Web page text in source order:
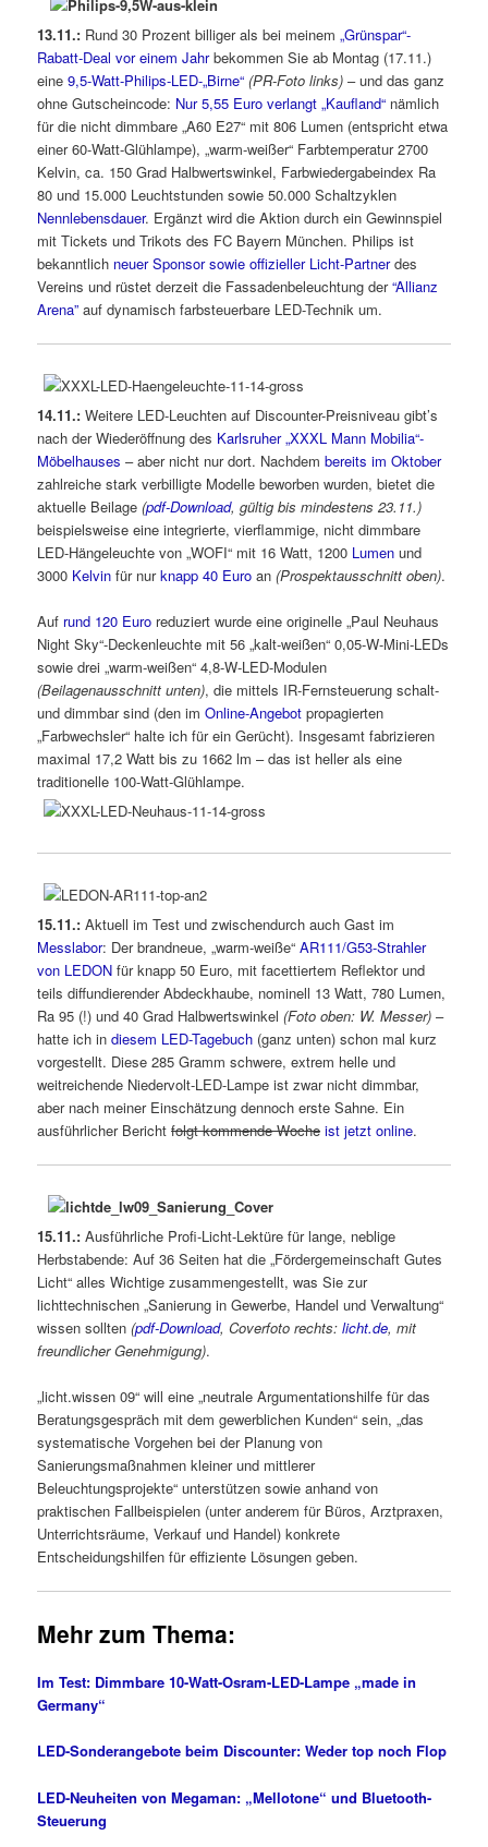
13.11.: Rund 30 Prozent billiger als bei meinem„Grünspar“-
Rabatt-Deal vor einem Jahrbekommen Sie ab Montag (17.11.)
eine9,5-Watt-Philips-LED-„Birne“ (PR-Foto links) – und das ganz
ohne Gutscheincode: Nur 5,55 Euro verlangt „Kaufland“ nämlich
für die nicht dimmbare „A60 E27“ mit 806 Lumen (entspricht etwa
einer 60-Watt-Glühlampe), „warm-weißer“ Farbtemperatur 2700
Kelvin, ca. 150 Grad Halbwertswinkel, Farbwiedergabeindex Ra
80 und 15.000 Leuchtstunden sowie 50.000 Schaltzyklen
Nennlebensdauer. Ergänzt wird die Aktion durch ein Gewinnspiel
mit Tickets und Trikots des FC Bayern München. Philips ist
bekanntlich neuer Sponsor sowie offizieller Licht-Partnerdes
Vereins und rüstet derzeit die Fassadenbeleuchtung der“Allianz
Arena” auf dynamisch farbsteuerbare LED-Technik um.
14.11.: Weitere LED-Leuchten auf Discounter-Preisniveau gibt’s
nach der Wiederöffnung des Karlsruher „XXXL Mann Mobilia“-
Möbelhauses – aber nicht nur dort. Nachdembereits im Oktober
zahlreiche stark verbilligte Modelle beworben wurden, bietet die
aktuelle Beilage(pdf-Download, gültig bis mindestens 23.11.)
beispielsweise eine integrierte, vierflammige, nicht dimmbare
LED-Hängeleuchte von „WOFI“ mit 16 Watt, 1200 Lumen und
3000 Kelvin für nurknapp 40 Euro an(Prospektausschnitt oben).
Auf rund 120 Euro reduziert wurde eine originelle „Paul Neuhaus
Night Sky“-Deckenleuchte mit 56 „kalt-weißen“ 0,05-W-Mini-LEDs
sowie drei „warm-weißen“ 4,8-W-LED-Modulen
(Beilagenausschnitt unten), die mittels IR-Fernsteuerung schalt-
und dimmbar sind (den imOnline-Angebotpropagierten
„Farbwechsler“ halte ich für ein Gerücht). Insgesamt fabrizieren
maximal 17,2 Watt bis zu 1662 lm – das ist heller als eine
traditionelle 100-Watt-Glühlampe.
15.11.: Aktuell im Test und zwischendurch auch Gast im
Messlabor: Der brandneue, „warm-weiße“AR111/G53-Strahler
von LEDON für knapp 50 Euro, mit facettiertem Reflektor und
teils diffundierender Abdeckhaube, nominell 13 Watt, 780 Lumen,
Ra 95 (!) und 40 Grad Halbwertswinkel(Foto oben: W. Messer) –
hatte ich indiesem LED-Tagebuch (ganz unten) schon mal kurz
vorgestellt. Diese 285 Gramm schwere, extrem helle und
weitreichende Niedervolt-LED-Lampe ist zwar nicht dimmbar,
aber nach meiner Einschätzung dennoch erste Sahne. Ein
ausführlicher Berichtfolgt kommende Woche ist jetzt online.
15.11.: Ausführliche Profi-Licht-Lektüre für lange, neblige
Herbstabende: Auf 36 Seiten hat die „Fördergemeinschaft Gutes
Licht“ alles Wichtige zusammengestellt, was Sie zur
lichttechnischen „Sanierung in Gewerbe, Handel und Verwaltung“
wissen sollten(pdf-Download, Coverfoto rechts:licht.de, mit
freundlicher Genehmigung).
„licht.wissen 09“ will eine „neutrale Argumentationshilfe für das
Beratungsgespräch mit dem gewerblichen Kunden“ sein, „das
systematische Vorgehen bei der Planung von
Sanierungsmaßnahmen kleiner und mittlerer
Beleuchtungsprojekte“ unterstützen sowie anhand von
praktischen Fallbeispielen (unter anderem für Büros, Arztpraxen,
Unterrichtsräume, Verkauf und Handel) konkrete
Entscheidungshilfen für effiziente Lösungen geben.
Mehr zum Thema:
Im Test: Dimmbare 10-Watt-Osram-LED-Lampe „made in
Germany“
LED-Sonderangebote beim Discounter: Weder top noch Flop
LED-Neuheiten von Megaman: „Mellotone“ und Bluetooth-
Steuerung